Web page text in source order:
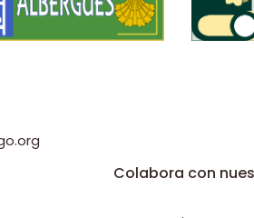
Colabora con